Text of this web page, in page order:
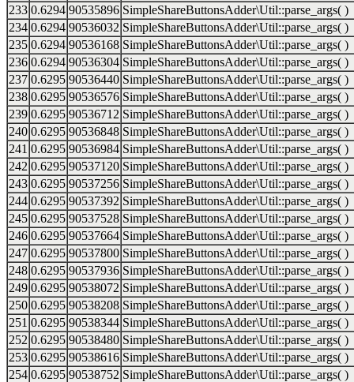
233 0.6294 90535896 SimpleShareButtonsAdder\Util::parse_args( )
234 0.6294 90536032 SimpleShareButtonsAdder\Util::parse_args( )
235 0.6294 90536168 SimpleShareButtonsAdder\Util::parse_args( )
236 0.6294 90536304 SimpleShareButtonsAdder\Util::parse_args( )
237 0.6295 90536440 SimpleShareButtonsAdder\Util::parse_args( )
238 0.6295 90536576 SimpleShareButtonsAdder\Util::parse_args( )
239 0.6295 90536712 SimpleShareButtonsAdder\Util::parse_args( )
240 0.6295 90536848 SimpleShareButtonsAdder\Util::parse_args( )
241 0.6295 90536984 SimpleShareButtonsAdder\Util::parse_args( )
242 0.6295 90537120 SimpleShareButtonsAdder\Util::parse_args( )
243 0.6295 90537256 SimpleShareButtonsAdder\Util::parse_args( )
244 0.6295 90537392 SimpleShareButtonsAdder\Util::parse_args( )
245 0.6295 90537528 SimpleShareButtonsAdder\Util::parse_args( )
246 0.6295 90537664 SimpleShareButtonsAdder\Util::parse_args( )
247 0.6295 90537800 SimpleShareButtonsAdder\Util::parse_args( )
248 0.6295 90537936 SimpleShareButtonsAdder\Util::parse_args( )
249 0.6295 90538072 SimpleShareButtonsAdder\Util::parse_args( )
250 0.6295 90538208 SimpleShareButtonsAdder\Util::parse_args( )
251 0.6295 90538344 SimpleShareButtonsAdder\Util::parse_args( )
252 0.6295 90538480 SimpleShareButtonsAdder\Util::parse_args( )
253 0.6295 90538616 SimpleShareButtonsAdder\Util::parse_args( )
254 0.6295 90538752 SimpleShareButtonsAdder\Util::parse_args( )